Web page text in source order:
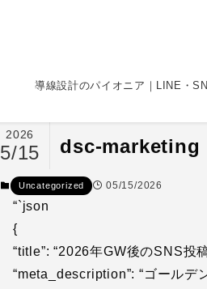
導線設計のパイオニア｜LINE・
dsc-marketing
2026
5/15
Uncategorized 05/15/2026
“`json
{
“title”: “2026年GW後のSNS投
“meta_description”: “ゴールデ